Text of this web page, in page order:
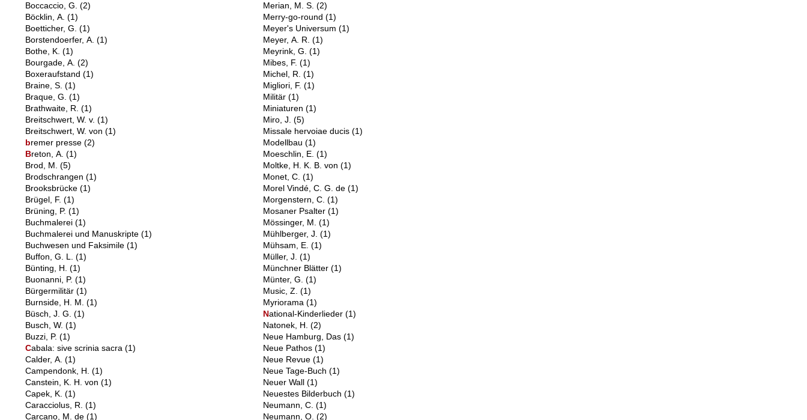
Boccaccio, G. (2)
Böcklin, A. (1)
Boetticher, G. (1)
Borstendoerfer, A. (1)
Bothe, K. (1)
Bourgade, A. (2)
Boxeraufstand (1)
Braine, S. (1)
Braque, G. (1)
Brathwaite, R. (1)
Breitschwert, W. v. (1)
Breitschwert, W. von (1)
bremer presse (2)
Breton, A. (1)
Brod, M. (5)
Brodschrangen (1)
Brooksbrücke (1)
Brügel, F. (1)
Brüning, P. (1)
Buchmalerei (1)
Buchmalerei und Manuskripte (1)
Buchwesen und Faksimile (1)
Buffon, G. L. (1)
Bünting, H. (1)
Buonanni, P. (1)
Bürgermilitär (1)
Burnside, H. M. (1)
Büsch, J. G. (1)
Busch, W. (1)
Buzzi, P. (1)
Cabala: sive scrinia sacra (1)
Calder, A. (1)
Campendonk, H. (1)
Canstein, K. H. von (1)
Capek, K. (1)
Caracciolus, R. (1)
Carcano, M. de (1)
Merian, M. S.(2)
Merry-go-round(1)
Meyer's Universum(1)
Meyer, A. R.(1)
Meyrink, G.(1)
Mibes, F.(1)
Michel, R.(1)
Migliori, F.(1)
Militär(1)
Miniaturen(1)
Miro, J.(5)
Missale hervoiae ducis(1)
Modellbau(1)
Moeschlin, E.(1)
Moltke, H. K. B. von(1)
Monet, C.(1)
Morel Vindé, C. G. de(1)
Morgenstern, C.(1)
Mosaner Psalter(1)
Mössinger, M.(1)
Mühlberger, J.(1)
Mühsam, E.(1)
Müller, J.(1)
Münchner Blätter(1)
Münter, G.(1)
Music, Z.(1)
Myriorama(1)
National-Kinderlieder(1)
Natonek, H.(2)
Neue Hamburg, Das(1)
Neue Pathos(1)
Neue Revue(1)
Neue Tage-Buch(1)
Neuer Wall(1)
Neuestes Bilderbuch(1)
Neumann, C.(1)
Neumann, O.(2)